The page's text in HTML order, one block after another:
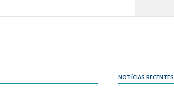
NOTÍCIAS RECENTES